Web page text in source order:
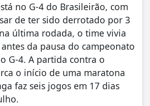
no G-4 do Brasileirão, com
de ter sido derrotado por 3
última rodada, o time vivia
da pausa do campeonato
G-4. A partida contra o
o início de uma maratona
faz seis jogos em 17 dias